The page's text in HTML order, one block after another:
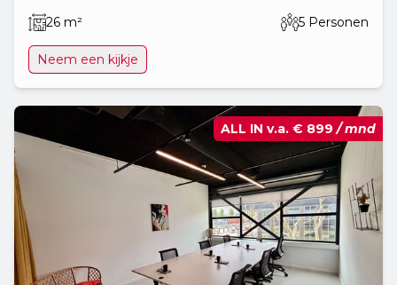
26 m²
5 Personen
Neem een kijkje
ALL IN v.a. € 899/ mnd